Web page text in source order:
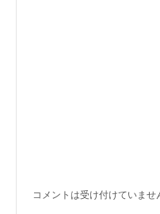
コメントは受け付けていませ